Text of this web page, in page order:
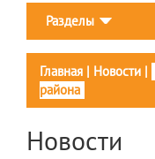
Разделы
Главная | Новости |
района
Новости